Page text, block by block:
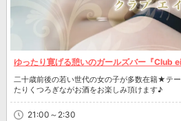
ゆったり寛げる憩いのガールズバー『Club
二十歳前後の若い世代の女の子が多数在籍★テ
たりくつろぎながお酒をお楽しみ頂けます♪
21:00～2:30